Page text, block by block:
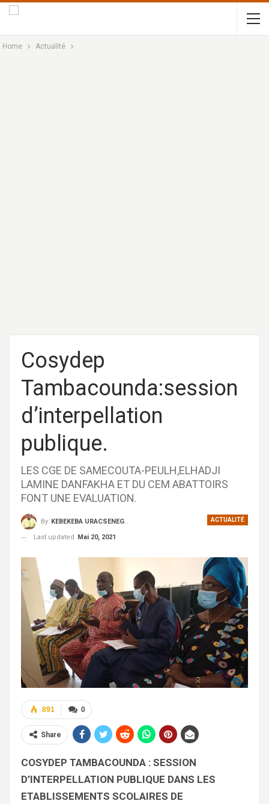
Home Actualité
Cosydep
Tambacounda:session
d’interpellation
publique.
LES CGE DE SAMECOUTA-PEULH,ELHADJI
LAMINE DANFAKHA ET DU CEM ABATTOIRS
FONT UNE EVALUATION.
ACTUALITÉ
By KEBEKEBA URACSENEGAL / RADIO GADECBEETAWE FM
Last updated
Mai 20, 2021
0
891
Share
COSYDEP TAMBACOUNDA : SESSION
D’INTERPELLATION PUBLIQUE DANS LES
ETABLISSEMENTS SCOLAIRES DE